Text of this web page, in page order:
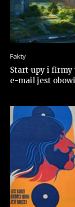
Fakty
Start-upy i firmy
e-mail jest